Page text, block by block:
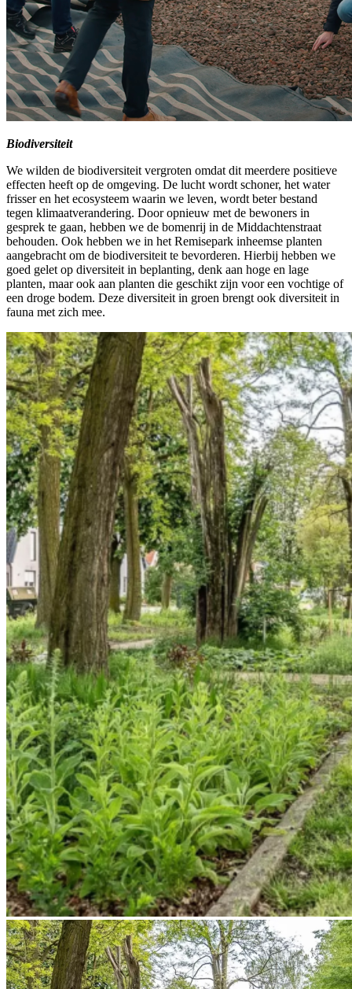
Biodiversiteit
We wilden de biodiversiteit vergroten omdat dit meerdere positieve
effecten heeft op de omgeving. De lucht wordt schoner, het water
frisser en het ecosysteem waarin we leven, wordt beter bestand
tegen klimaatverandering. Door opnieuw met de bewoners in
gesprek te gaan, hebben we de bomenrij in de Middachtenstraat
behouden. Ook hebben we in het Remisepark inheemse planten
aangebracht om de biodiversiteit te bevorderen. Hierbij hebben we
goed gelet op diversiteit in beplanting, denk aan hoge en lage
planten, maar ook aan planten die geschikt zijn voor een vochtige of
een droge bodem. Deze diversiteit in groen brengt ook diversiteit in
fauna met zich mee.